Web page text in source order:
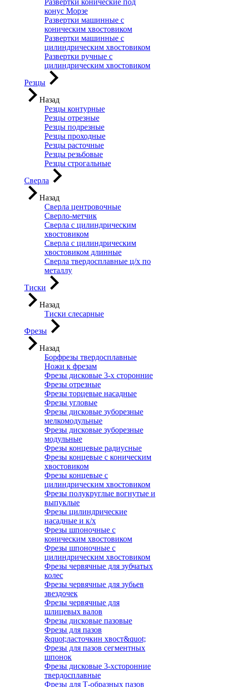
Развертки конические под
конус Морзе
Развертки машинные с
коническим хвостовиком
Развертки машинные с
цилиндрическим хвостовиком
Развертки ручные с
цилиндрическим хвостовиком
Резцы
Назад
Резцы контурные
Резцы отрезные
Резцы подрезные
Резцы проходные
Резцы расточные
Резцы резьбовые
Резцы строгальные
Сверла
Назад
Сверла центровочные
Сверло-метчик
Сверла с цилиндрическим
хвостовиком
Сверла с цилиндрическим
хвостовиком длинные
Сверла твердосплавные ц/х по
металлу
Тиски
Назад
Тиски слесарные
Фрезы
Назад
Борфрезы твердосплавные
Ножи к фрезам
Фрезы дисковые 3-х сторонние
Фрезы отрезные
Фрезы торцевые насадные
Фрезы угловые
Фрезы дисковые зуборезные
мелкомодульные
Фрезы дисковые зуборезные
модульные
Фрезы концевые радиусные
Фрезы концевые с коническим
хвостовиком
Фрезы концевые с
цилиндрическим хвостовиком
Фрезы полукруглые вогнутые и
выпуклые
Фрезы цилиндрические
насадные и к/х
Фрезы шпоночные с
коническим хвостовиком
Фрезы шпоночные с
цилиндрическим хвостовиком
Фрезы червячные для зубчатых
колес
Фрезы червячные для зубьев
звездочек
Фрезы червячные для
шлицевых валов
Фрезы дисковые пазовые
Фрезы для пазов
&quot;ласточкин хвост&quot;
Фрезы для пазов сегментных
шпонок
Фрезы дисковые 3-хсторонние
твердосплавные
Фрезы для Т-образных пазов